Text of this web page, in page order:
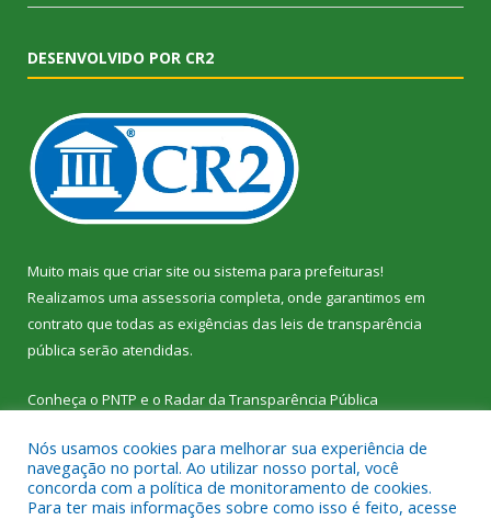
DESENVOLVIDO POR CR2
Muito mais que criar site ou sistema para prefeituras!
Realizamos uma assessoria completa, onde garantimos em
contrato que todas as exigências das leis de transparência
pública serão atendidas.
Conheça o PNTP e o Radar da Transparência Pública
Todos os direitos reservados a Câmara Municipal de Vitória do
Nós usamos cookies para melhorar sua experiência de
navegação no portal. Ao utilizar nosso portal, você
concorda com a política de monitoramento de cookies.
Para ter mais informações sobre como isso é feito, acesse